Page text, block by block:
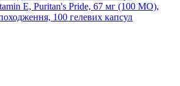
E, Puritan's Pride, 67 мг (100 МО),
100 гелевих капсул